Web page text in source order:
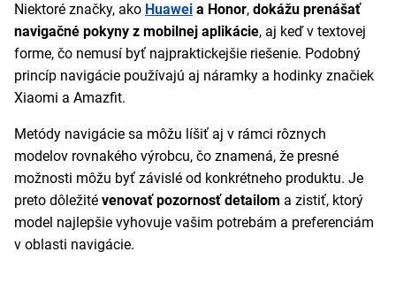
Niektoré značky, ako Huawei a Honor, dokážu prenášať
navigačné pokyny z mobilnej aplikácie, aj keď v textovej
forme, čo nemusí byť najpraktickejšie riešenie. Podobný
princíp navigácie používajú aj náramky a hodinky značiek
Xiaomi a Amazfit.
Metódy navigácie sa môžu líšiť aj v rámci rôznych
modelov rovnakého výrobcu, čo znamená, že presné
možnosti môžu byť závislé od konkrétneho produktu. Je
preto dôležité venovať pozornosť detailom a zistiť, ktorý
model najlepšie vyhovuje vašim potrebám a preferenciám
v oblasti navigácie.